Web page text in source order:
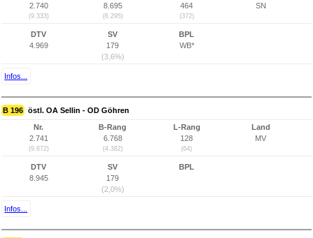
2.740
(9.333)
8.695
(6.295)
464
(372)
SN
DTV
4.969
SV
179
(3,6%)
BPL
WB*
Infos...
B 196 östl. OA Sellin - OD Göhren
Nr.
2.741
(9.872)
B-Rang
6.768
(4.382)
L-Rang
128
(64)
Land
MV
DTV
8.945
SV
179
(2,0%)
BPL
Infos...